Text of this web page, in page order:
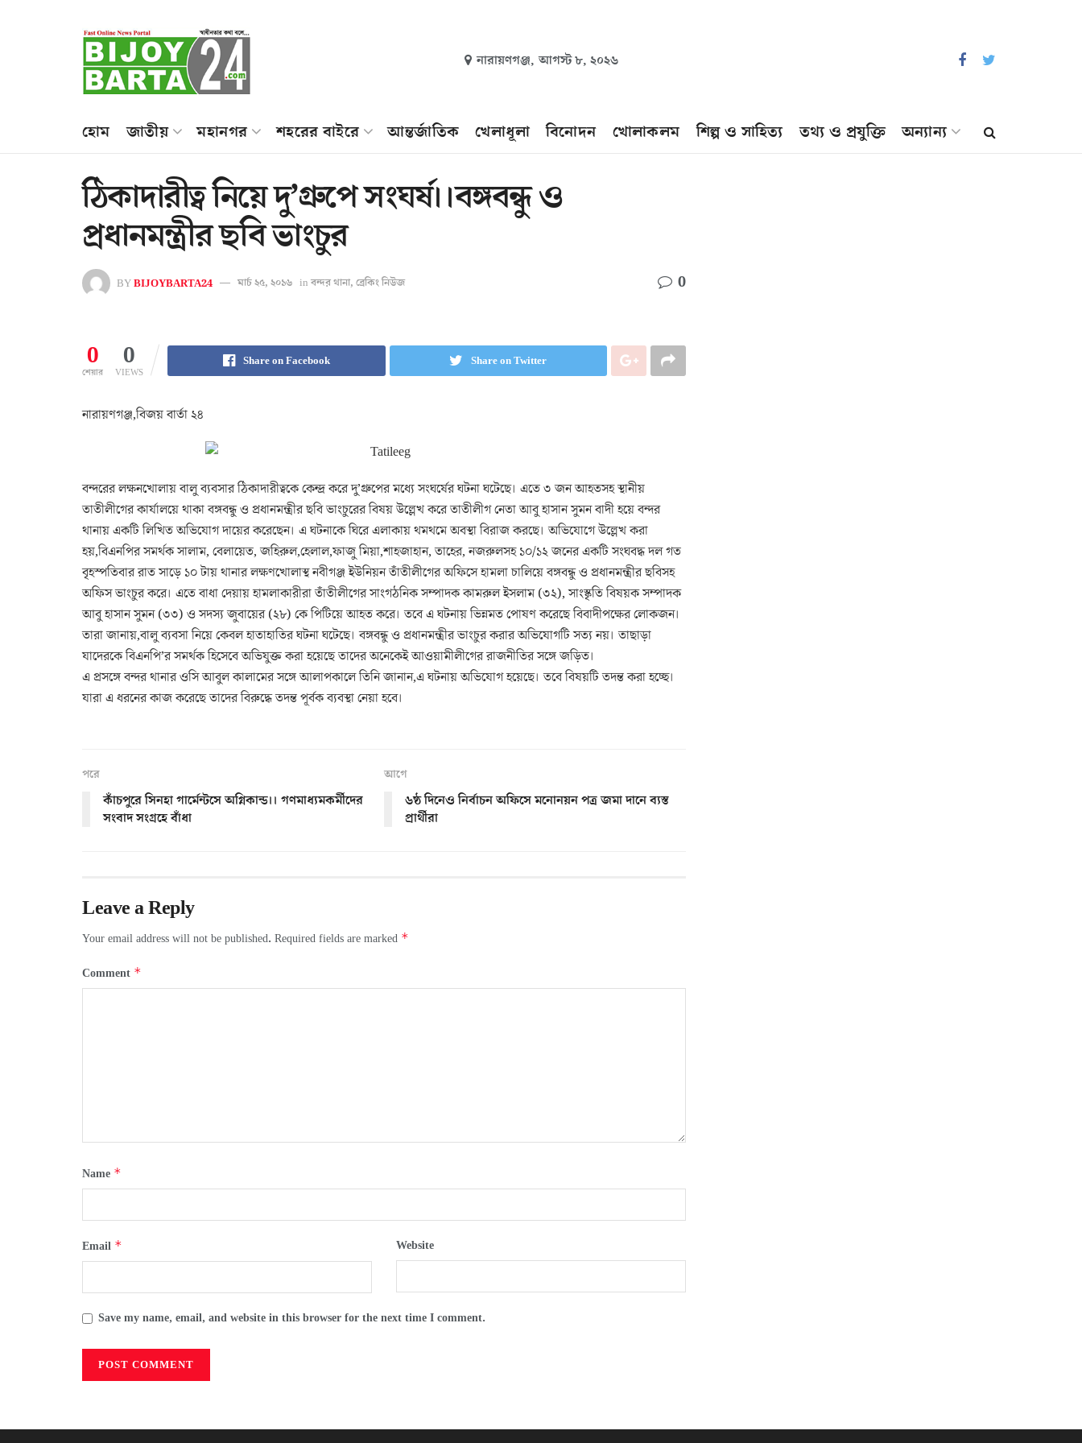
নারায়ণগঞ্জ, আগস্ট ৮, ২০২৬
হোম জাতীয় মহানগর শহরের বাইরে আন্তর্জাতিক খেলাধূলা বিনোদন খোলাকলম শিল্প ও সাহিত্য তথ্য ও প্রযুক্তি অন্যান্য
ঠিকাদারীত্ব নিয়ে দু’গ্রুপে সংঘর্ষ।।বঙ্গবন্ধু ও
প্রধানমন্ত্রীর ছবি ভাংচুর
BYBIJOYBARTA24 মার্চ ২৫, ২০১৬ in বন্দর থানা, ব্রেকিং নিউজ 0
0
শেয়ার
0
VIEWS
Share on Facebook Share on Twitter
নারায়ণগঞ্জ,বিজয় বার্তা ২৪
বন্দরের লক্ষনখোলায় বালু ব্যবসার ঠিকাদারীত্বকে কেন্দ্র করে দু’গ্রুপের মধ্যে সংঘর্ষের ঘটনা ঘটেছে। এতে ৩ জন আহতসহ স্থানীয়
তাতীলীগের কার্যালয়ে থাকা বঙ্গবন্ধু ও প্রধানমন্ত্রীর ছবি ভাংচুরের বিষয় উল্লেখ করে তাতীলীগ নেতা আবু হাসান সুমন বাদী হয়ে বন্দর
থানায় একটি লিখিত অভিযোগ দায়ের করেছেন। এ ঘটনাকে ঘিরে এলাকায় থমথমে অবস্থা বিরাজ করছে। অভিযোগে উল্লেখ করা
হয়,বিএনপির সমর্থক সালাম, বেলায়েত, জহিরুল,হেলাল,ফাজু মিয়া,শাহজাহান, তাহের, নজরুলসহ ১০/১২ জনের একটি সংঘবদ্ধ দল গত
বৃহস্পতিবার রাত সাড়ে ১০ টায় থানার লক্ষণখোলাস্থ নবীগঞ্জ ইউনিয়ন তাঁতীলীগের অফিসে হামলা চালিয়ে বঙ্গবন্ধু ও প্রধানমন্ত্রীর ছবিসহ
অফিস ভাংচুর করে। এতে বাধা দেয়ায় হামলাকারীরা তাঁতীলীগের সাংগঠনিক সম্পাদক কামরুল ইসলাম (৩২), সাংস্কৃতি বিষয়ক সম্পাদক
আবু হাসান সুমন (৩৩) ও সদস্য জুবায়ের (২৮) কে পিটিয়ে আহত করে। তবে এ ঘটনায় ভিন্নমত পোষণ করেছে বিবাদীপক্ষের লোকজন।
তারা জানায়,বালু ব্যবসা নিয়ে কেবল হাতাহাতির ঘটনা ঘটেছে। বঙ্গবন্ধু ও প্রধানমন্ত্রীর ভাংচুর করার অভিযোগটি সত্য নয়। তাছাড়া
যাদেরকে বিএনপি’র সমর্থক হিসেবে অভিযুক্ত করা হয়েছে তাদের অনেকেই আওয়ামীলীগের রাজনীতির সঙ্গে জড়িত।
এ প্রসঙ্গে বন্দর থানার ওসি আবুল কালামের সঙ্গে আলাপকালে তিনি জানান,এ ঘটনায় অভিযোগ হয়েছে। তবে বিষয়টি তদন্ত করা হচ্ছে।
যারা এ ধরনের কাজ করেছে তাদের বিরুদ্ধে তদন্ত পূর্বক ব্যবস্থা নেয়া হবে।
পরে
কাঁচপুরে সিনহা গার্মেন্টসে অগ্নিকান্ড।। গণমাধ্যমকর্মীদের
সংবাদ সংগ্রহে বাঁধা
আগে
৬ষ্ঠ দিনেও নির্বাচন অফিসে মনোনয়ন পত্র জমা দানে ব্যস্ত
প্রার্থীরা
Leave a Reply
Your email address will not be published. Required fields are marked *
Comment *
Name *
Email * Website
Save my name, email, and website in this browser for the next time I comment.